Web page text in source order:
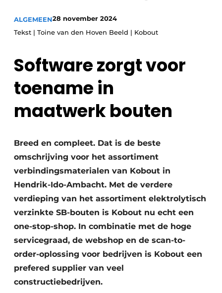
Vacature aanmelden
ALGEMEEN28 november 2024
Tekst | Toine van den Hoven Beeld | Kobout
Software zorgt voor
toename in
maatwerk bouten
Breed en compleet. Dat is de beste
omschrijving voor het assortiment
verbindingsmaterialen van Kobout in
Hendrik-Ido-Ambacht. Met de verdere
verdieping van het assortiment elektrolytisch
verzinkte SB-bouten is Kobout nu echt een
one-stop-shop. In combinatie met de hoge
servicegraad, de webshop en de scan-to-
order-oplossing voor bedrijven is Kobout een
prefered supplier van veel
constructiebedrijven.